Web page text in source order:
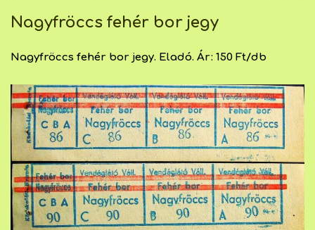
Nagyfröccs fehér bor jegy
Nagyfröccs fehér bor jegy. Eladó. Ár: 150 Ft/db